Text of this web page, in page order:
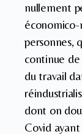
nullement
économico-
personnes,
continue
du travail
dont on
Covid